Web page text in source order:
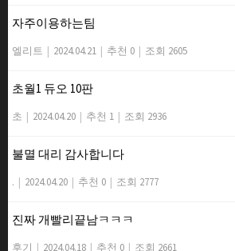
자주이용하는팀
엘리트 | 2024.04.21 | 추천 0 | 조회 2605
초월1 듀오 10판
초 | 2024.04.20 | 추천 1 | 조회 2936
불멸 대리 감사합니다
. | 2024.04.20 | 추천 0 | 조회 2777
진짜 개빨리끝남ㅋㅋㅋ
후기 | 2024.04.18 | 추천 0 | 조회 2661